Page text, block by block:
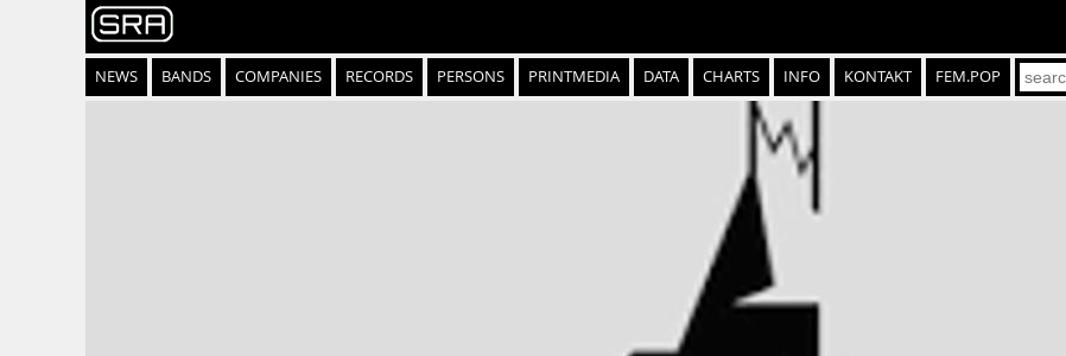
NEWS BANDS COMPANIES RECORDS PERSONS PRINTMEDIA DATA CHARTS INFO KONTAKT FEM.POP